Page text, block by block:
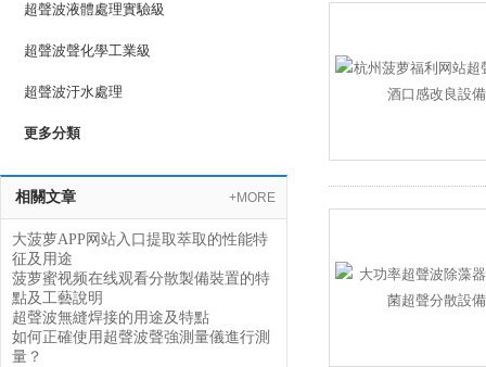
超聲波液體處理實驗級
超聲波聲化學工業級
超聲波汙水處理
更多分類
相關文章 +MORE
大菠萝APP网站入口提取萃取的性能特
征及用途
菠萝蜜视频在线观看分散製備裝置的特
點及工藝說明
超聲波無縫焊接的用途及特點
如何正確使用超聲波聲強測量儀進行測
量？